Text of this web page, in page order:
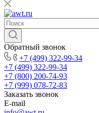
Обратный звонок
+7 (499) 322-99-34
+7 (499) 322-99-34
+7 (800) 200-74-93
+7 (999) 078-72-83
Заказать звонок
E-mail